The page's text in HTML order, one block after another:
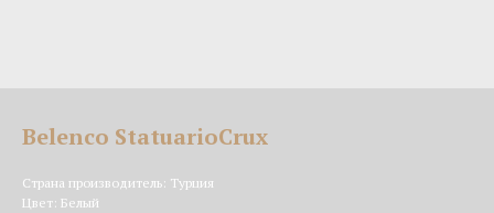
Belenco StatuarioCrux
Страна производитель: Турция
Цвет: Белый